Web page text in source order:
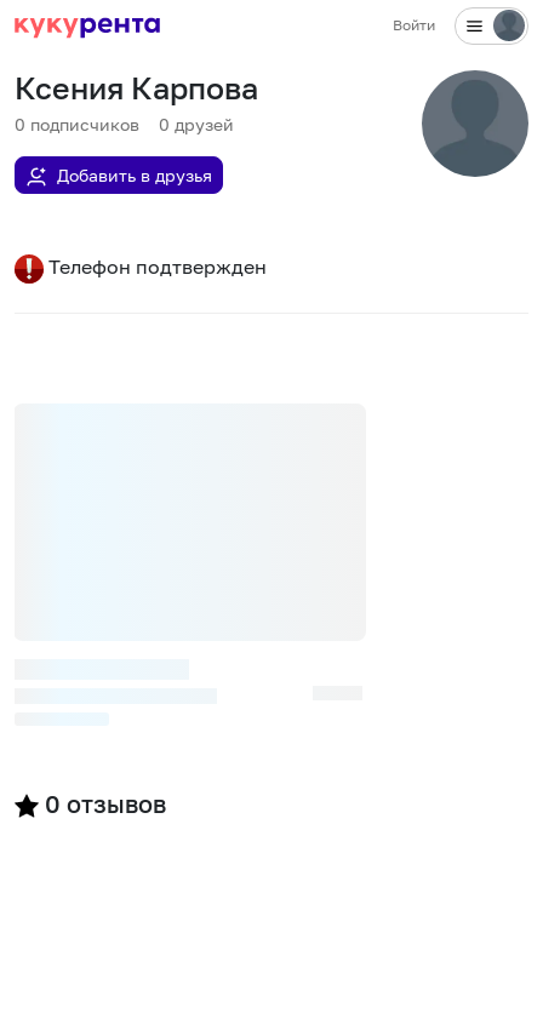
Войти
Ксения Карпова
0 подписчиков 0 друзей
Добавить в друзья
Телефон подтвержден
0 отзывов